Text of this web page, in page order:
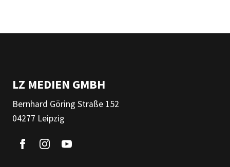
LZ MEDIEN GMBH
Bernhard Göring Straße 152
04277 Leipzig